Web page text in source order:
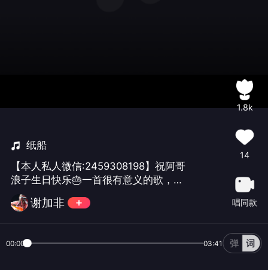
纸船
【本人私人微信:2459308198】祝阿哥
浪子生日快乐🎂一首很有意义的歌，满
怀的是哥哥的暖😹愿阿哥事事顺利，生
意兴隆，身体强壮💪😂😂
谢加非
1.8k
14
唱同款
00:00 03:41